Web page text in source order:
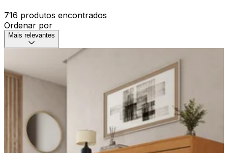
716 produtos encontrados
Ordenar por
Mais relevantes